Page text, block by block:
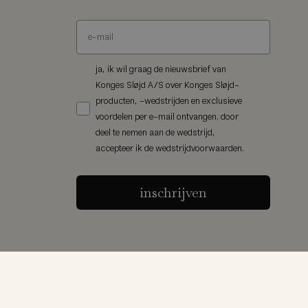
ja, ik wil graag de nieuwsbrief van
Konges Sløjd A/S over Konges Sløjd-
producten, -wedstrijden en exclusieve
voordelen per e-mail ontvangen. door
deel te nemen aan de wedstrijd,
accepteer ik de wedstrijdvoorwaarden.
inschrijven